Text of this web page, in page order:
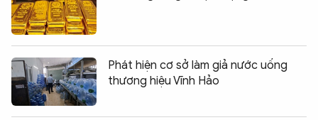
Phát hiện cơ sở làm giả nước uống
thương hiệu Vĩnh Hảo